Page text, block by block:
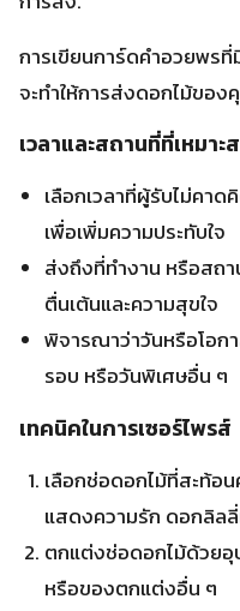
ส่งถึงที่ทำงาน หรือสถา
ตื่นเต้นและความสุขใจ
พิจารณาว่าวันหรือโอกา
รอบ หรือวันพิเศษอื่น ๆ
เทคนิคในการเซอร์ไพรส์
เลือกช่อดอกไม้ที่สะท้อ
แสดงความรัก ดอกลิล
ตกแต่งช่อดอกไม้ด้วยอุ
หรือของตกแต่งอื่น ๆ
เพิ่มความพิเศษด้วยการ
การเขียนการ์ดคำอวยพร
การเขียนการ์ดคำอวยพร
ที่สะท้อนความรู้สึกของคุณ
และเป็นกันเอง.